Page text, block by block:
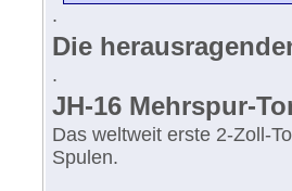
.
Die
.
JH-16 Mehrspur-
Das weltweit erste 2-Zoll-
Spulen.